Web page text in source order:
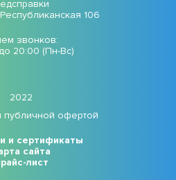
106
звонков:
20:00 (Пн-Вс)
2022
публичной офертой
и сертификаты
сайта
лист